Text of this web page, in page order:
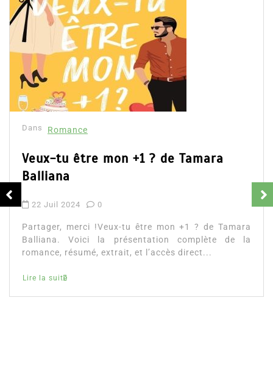
Dans Romance
Romances – l’actualité : été 2026
6 Juil 2026
Trois nouveautés récentes à lire si vous aimez les